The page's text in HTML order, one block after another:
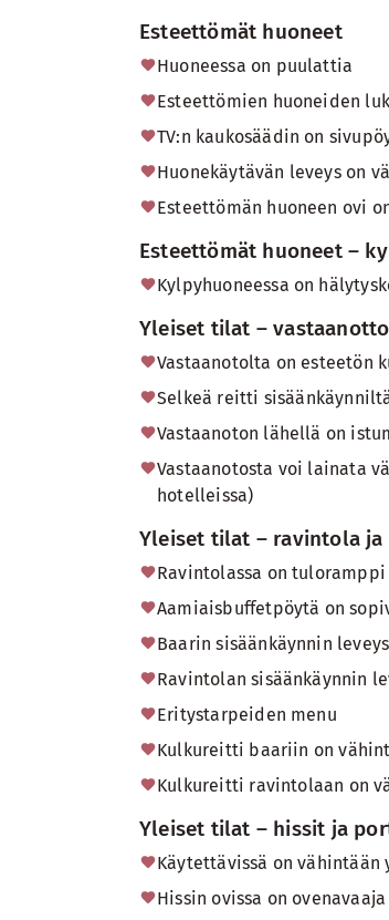
Esteettömät huoneet
Huoneessa on puulattia
Esteettömien huoneiden
TV:n kaukosäädin on
Huonekäytävän leveys on
Esteettömän huoneen ovi
Esteettömät huoneet –
Kylpyhuoneessa on
Yleiset tilat – vastaanotto
Vastaanotolta on esteetön
Selkeä reitti
Vastaanoton lähellä on
Vastaanotosta voi lainata
hotelleissa)
Yleiset tilat – ravintola ja
Ravintolassa on
Aamiaisbuffetpöytä on
Baarin sisäänkäynnin leveys
Ravintolan sisäänkäynnin
Eritystarpeiden menu
Kulkureitti baariin on
Kulkureitti ravintolaan on
Yleiset tilat – hissit ja
Käytettävissä on vähintään
Hissin ovissa on